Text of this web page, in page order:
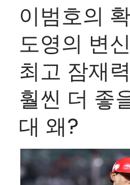
이범호의
도영의 변
최고 잠재
훨씬 더 좋
대 왜?